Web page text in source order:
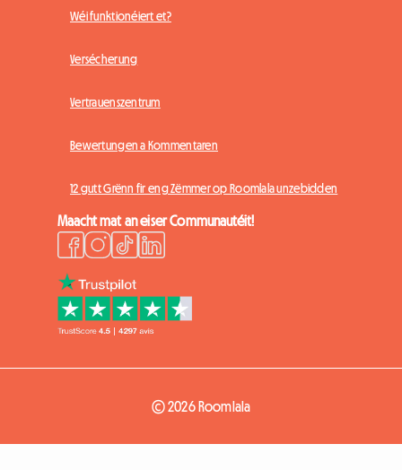
Wéi funktionéiert et?
Versécherung
Vertrauenszentrum
Bewertungen a Kommentaren
12 gutt Grënn fir eng Zëmmer op Roomlala unzebidden
Maacht mat an eiser Communautéit!
© 2026 Roomlala